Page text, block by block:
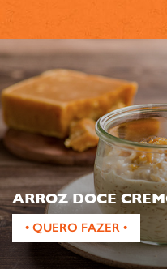
ARROZ DOCE
• QUERO FAZER •